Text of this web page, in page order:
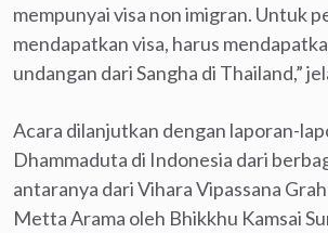
mempunyai visa non imigran. Untuk
mendapatkan visa, harus
undangan dari Sangha di Thailand,”
Acara dilanjutkan dengan laporan-
Dhammaduta di Indonesia dari
antaranya dari Vihara Vipassana
Metta Arama oleh Bhikkhu Kamsai